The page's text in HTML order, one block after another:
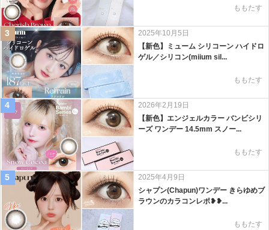
ももたす
3
2025年10月5日
【新色】ミューム シリコーン ハイドロ
ゲル／シリコン(miium sil...
ももたす
4
2026年2月19日
【新色】エンジェルカラー バンビシリ
ーズ ワンデー 14.5mm スノー...
ももたす
5
2025年4月9日
シャプン(Chapun)ワンデー きらゆめブ
ラウンのカラコンレポ❥❥...
ももたす